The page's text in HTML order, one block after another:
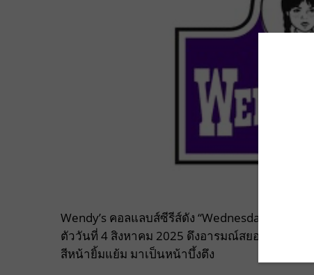
Wendy’s คอลแลบส์ซีรีส์ดัง “Wednesday” แจ้งเ
ตัววันที่ 4 สิงหาคม 2025 ดึงอารมณ์สยองขวัญเป็น
สีหน้ายิ้มแย้ม มาเป็นหน้าบึ้งตึง